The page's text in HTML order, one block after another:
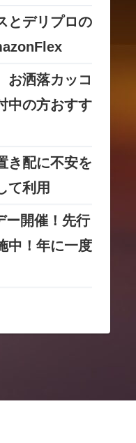
とデリプロの
洒落カッコ
中の方おすす
き配に不安を
て利用
ー開催！先行
中！年に一度